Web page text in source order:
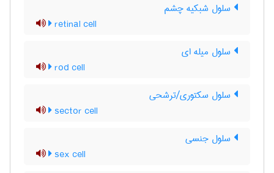
سلول شبکیه چشم
retinal cell
سلول میله ای
rod cell
سلول سکتوری/ترشحی
sector cell
سلول جنسی
sex cell